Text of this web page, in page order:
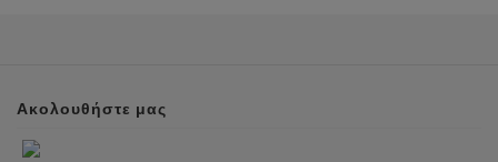
Ακολουθήστε μας